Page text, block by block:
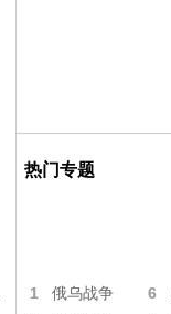
热门专题
1 俄乌战争 6